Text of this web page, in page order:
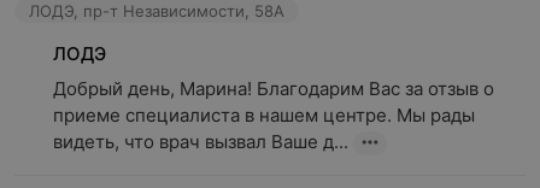
ЛОДЭ, пр-т Независимости, 58А
ЛОДЭ
Добрый день, Марина! Благодарим Вас за отзыв о
приеме специалиста в нашем центре. Мы рады
видеть, что врач вызвал Ваше д...